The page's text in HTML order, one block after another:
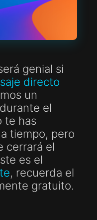
genial si
directo
un
el
te has
tiempo, pero
cerrará el
es el
, recuerda el
gratuito.